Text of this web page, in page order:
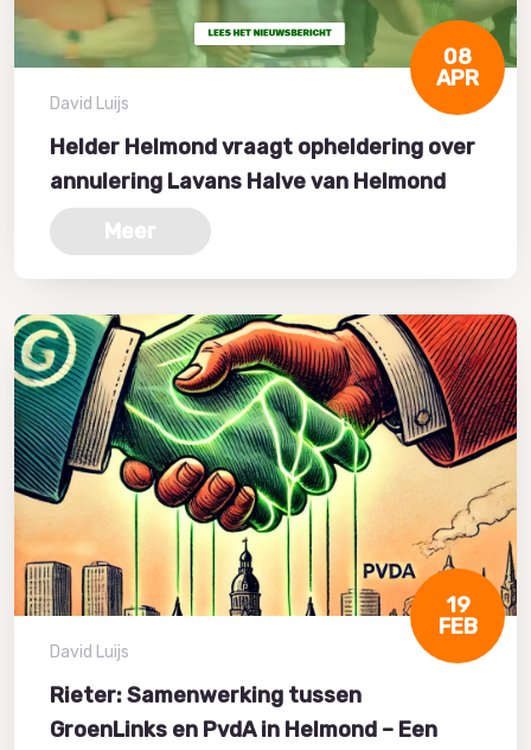
08
APR
David Luijs
Helder Helmond vraagt opheldering over
annulering Lavans Halve van Helmond
Meer
19
FEB
David Luijs
Rieter: Samenwerking tussen
GroenLinks en PvdA in Helmond – Een